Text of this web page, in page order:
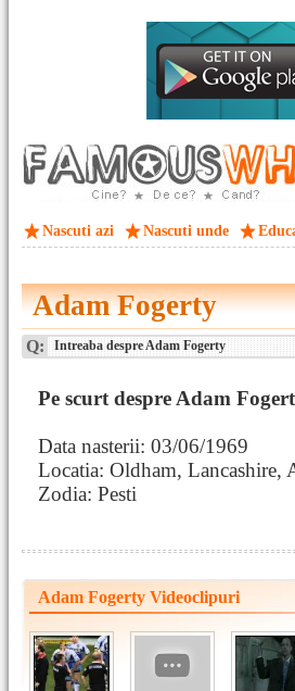
Nascuti azi Nascuti unde
Adam Fogerty
Q: Intreaba despre Adam Fogerty
Pe scurt despre Adam
Data nasterii: 03/06/1969
Locatia: Oldham, Lancashire,
Zodia: Pesti
Adam Fogerty Videoclipuri